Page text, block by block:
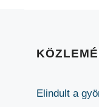
Elindult a